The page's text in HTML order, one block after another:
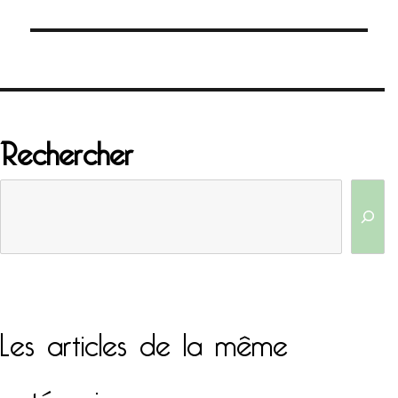
Rechercher
Les articles de la même